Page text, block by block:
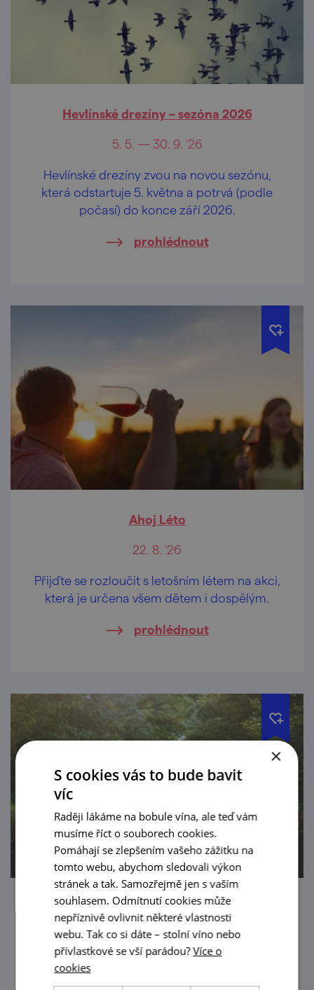
Hevlínské drezíny – sezóna 2026
5. 5. — 30. 9. '26
Hevlínské drezíny zvou na novou sezónu,
která odstartuje 5. května a potrvá (podle
počasí) do konce září 2026.
prohlédnout
Ahoj Léto
22. 8. '26
Přijďte se rozloučit s letošním létem na akci,
která je určena všem dětem i dospělým.
prohlédnout
Křížem krážem Božicemi
22. 8. '26
Druhý ročník oblíbené akce Křížem krážem
Božicemi se uskuteční předposlední
×
S cookies vás to bude bavit
víc
Raději lákáme na bobule vína, ale teď vám
musíme říct o souborech cookies.
Pomáhají se zlepšením vašeho zážitku na
tomto webu, abychom sledovali výkon
stránek a tak. Samozřejmě jen s vaším
souhlasem. Odmítnutí cookies může
nepříznivě ovlivnit některé vlastnosti
webu. Tak co si dáte – stolní víno nebo
přívlastkové se vší parádou?Více o
cookies